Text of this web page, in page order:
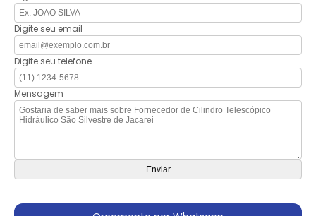
Digite seu email
Digite seu telefone
Mensagem